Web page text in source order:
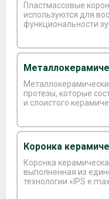
Пластмассовые коронки - зубные протезы,
используются для
протезы, которые
и слоистого
Коронка
Коронка керамическая E-max -
выполненная из
технологии «IPS